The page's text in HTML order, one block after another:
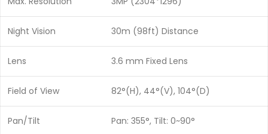
Night Vision 30m (98ft) Distance
Lens 3.6 mm Fixed Lens
Field of View 82°(H), 44°(V), 104°(D)
Pan/Tilt Pan: 355°, Tilt: 0~90°